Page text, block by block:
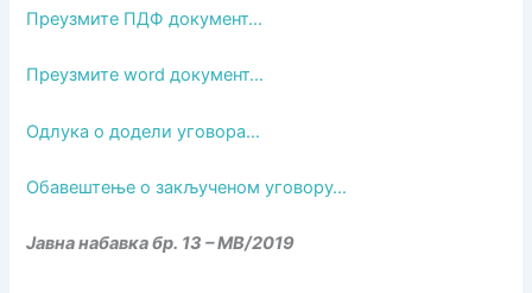
Преузмите ПДФ документ…
Преузмите word документ…
Одлука о додели уговора…
Обавештење о закљученом уговору…
Јавна набавка бр. 13 – МВ/2019